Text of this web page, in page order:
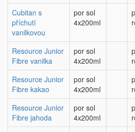
Cubitan s
příchutí
vanilkovou
por sol
4x200ml
Resource Junior
Fibre vanilka
por sol
4x200ml
Resource Junior
Fibre kakao
por sol
4x200ml
Resource Junior
Fibre jahoda
por sol
4x200ml